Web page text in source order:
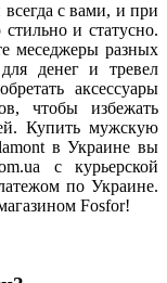
с вами, и при
и статусно.
меседжеры разных
денег и тревел
аксессуары
чтобы избежать
Купить мужскую
вУкраине вы
.ua с курьерской
по Украине.
Fosfor!